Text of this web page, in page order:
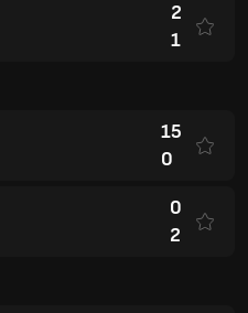
2
1
15
0
0
2